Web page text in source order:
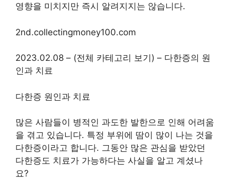
영향을 미치지만 즉시 알려지지는 않습니다.
2nd.collectingmoney100.com
2023.02.08 – (전체 카테고리 보기) – 다한증의 원
인과 치료
다한증 원인과 치료
많은 사람들이 병적인 과도한 발한으로 인해 어려움
을 겪고 있습니다. 특정 부위에 땀이 많이 나는 것을
다한증이라고 합니다. 그동안 많은 관심을 받았던
다한증도 치료가 가능하다는 사실을 알고 계셨나
요?